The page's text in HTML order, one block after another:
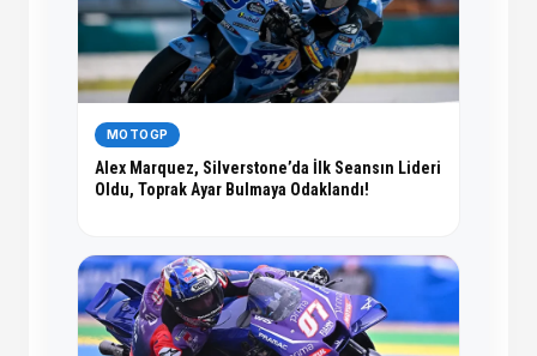
MOTOGP
Alex Marquez, Silverstone’da İlk Seansın Lideri
Oldu, Toprak Ayar Bulmaya Odaklandı!